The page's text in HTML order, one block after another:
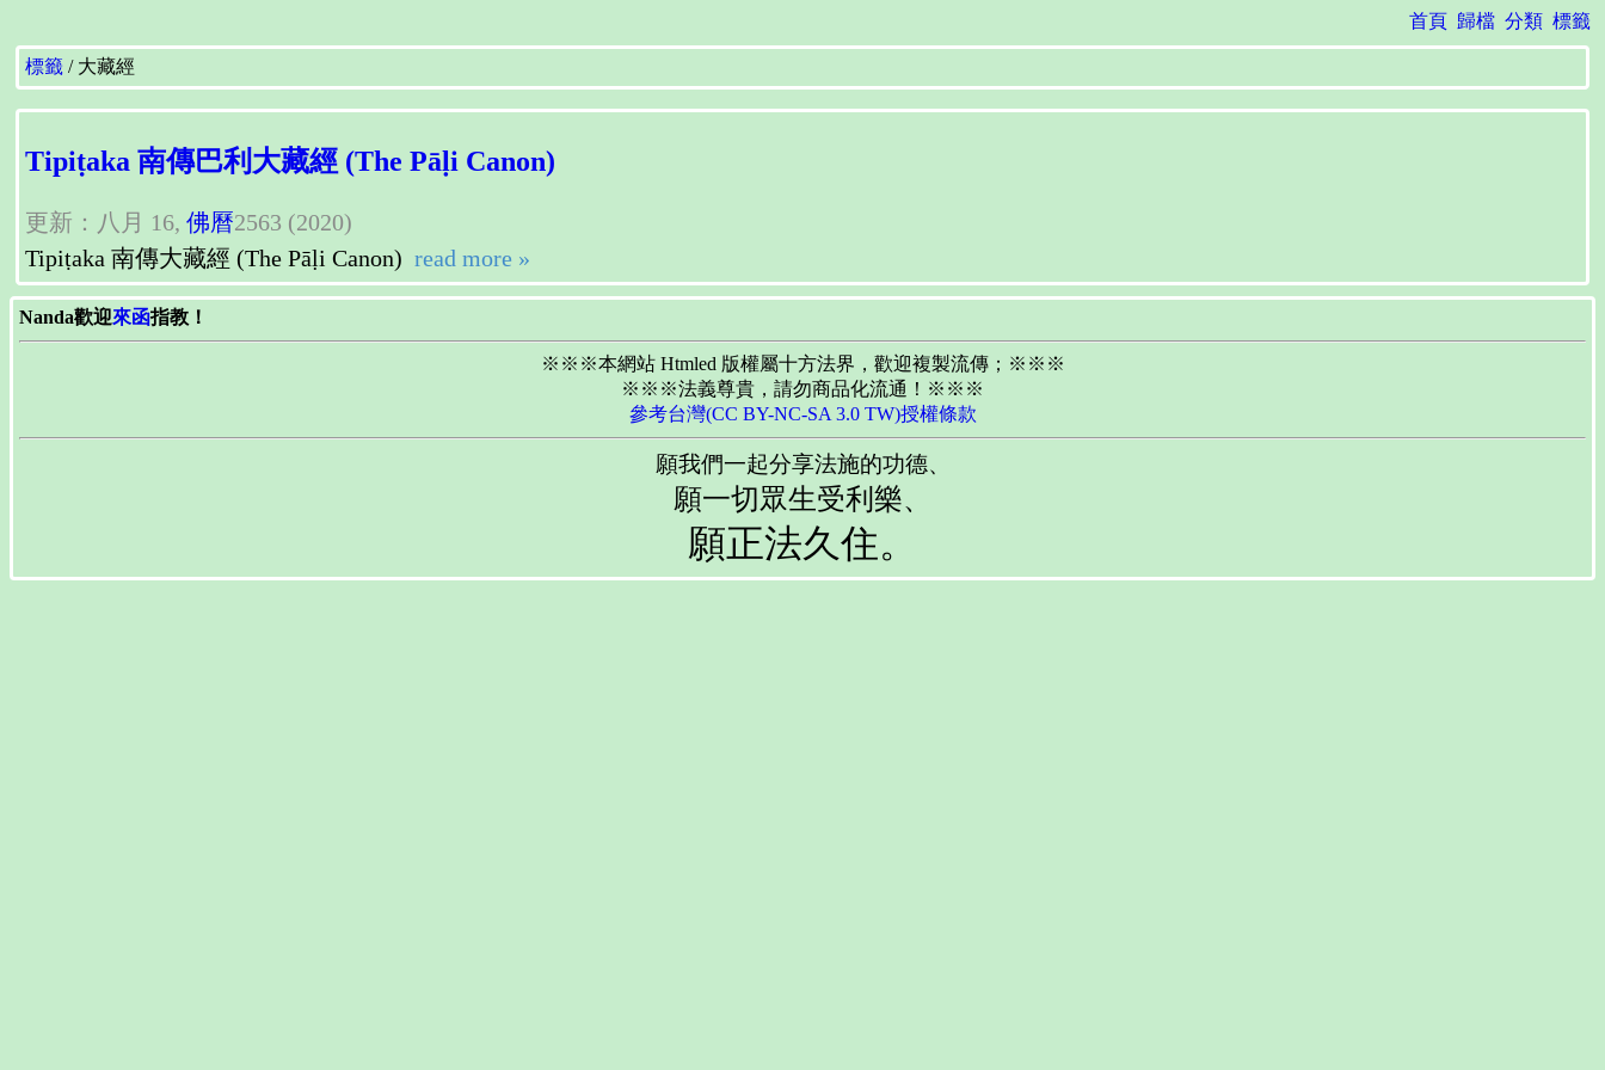
首頁 歸檔 分類 標籤
標籤 大藏經
Tipiṭaka 南傳巴利大藏經 (The Pāḷi Canon)
更新：八月 16, 佛曆2563 (2020)
Tipiṭaka 南傳大藏經 (The Pāḷi Canon) read more »
Nanda歡迎來函指教！
※※※本網站 Htmled 版權屬十方法界，歡迎複製流傳；※※※
※※※法義尊貴，請勿商品化流通！※※※
參考台灣(CC BY-NC-SA 3.0 TW)授權條款
願我們一起分享法施的功德、
願一切眾生受利樂、
願正法久住。